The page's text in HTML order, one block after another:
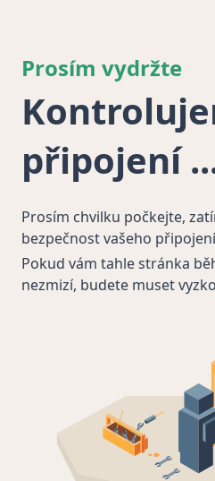
Prosím vydržte
připojení
Prosím chvilku počkejte,
bezpečnost vašeho
Pokud vám tahle stránka
nezmizí, budete muset